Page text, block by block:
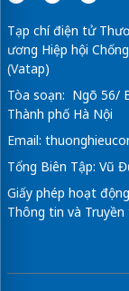
Tạp chí điện tử
ương Hiệp hội
(Vatap)
Tòa soạn: Ngõ 56/
Thành phố Hà Nội
Email:
Tổng Biên Tập: Vũ
Giấy phép hoạt
Thông tin và